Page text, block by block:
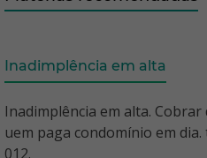
Inadimplência em alta
Inadimplência em alta.
uem paga condomínio em
012.